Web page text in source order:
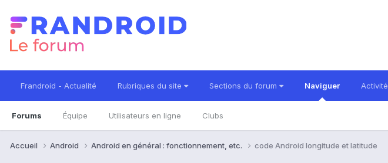
Frandroid - Actualité Rubriques du site Sections du forum Naviguer
Forums Équipe Utilisateurs en ligne Clubs
Activité
Accueil Android Android en général : fonctionnement, etc. code Android longitude et latitude